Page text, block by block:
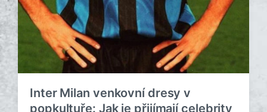
Inter Milan venkovní dresy v
popkultuře: Jak je přijímají celebrity